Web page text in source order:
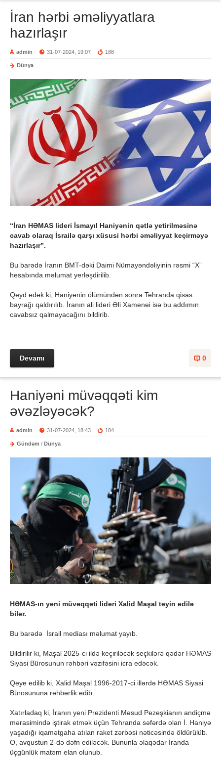
İran hərbi əməliyyatlara
hazırlaşır
admin 31-07-2024, 19:07 188
Dünya
“İran HƏMAS lideri İsmayıl Haniyənin qətlə yetirilməsinə
cavab olaraq İsrailə qarşı xüsusi hərbi əməliyyat keçirməyə
hazırlaşır”.
Bu barədə İranın BMT-dəki Daimi Nümayəndəliyinin rəsmi “X”
hesabında məlumat yerləşdirilib.
Qeyd edək ki, Haniyənin ölümündən sonra Tehranda qisas
bayrağı qaldırılıb. İranın ali lideri Əli Xamenei isə bu addımın
cavabsız qalmayacağını bildirib.
0
Devamı
Haniyəni müvəqqəti kim
əvəzləyəcək?
admin 31-07-2024, 18:43 184
Gündəm / Dünya
HƏMAS-ın yeni müvəqqəti lideri Xalid Maşal təyin edilə
bilər.
Bu barədə İsrail mediası məlumat yayıb.
Bildirilir ki, Maşal 2025-ci ildə keçiriləcək seçkilərə qədər HƏMAS
Siyasi Bürosunun rəhbəri vəzifəsini icra edəcək.
Qeye edilib ki, Xalid Maşal 1996-2017-ci illərdə HƏMAS Siyasi
Bürosununa rəhbərlik edib.
Xatırladaq ki, İranın yeni Prezidenti Məsud Pezeşkianın andiçmə
mərasimində iştirak etmək üçün Tehranda səfərdə olan İ. Haniyə
yaşadığı iqamətgaha atılan raket zərbəsi nəticəsində öldürülüb.
O, avqustun 2-də dəfn ediləcək. Bununla əlaqədar İranda
üçgünlük matəm elan olunub.